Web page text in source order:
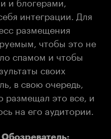
интеграции. Для
размещения
чтобы это не
спамом и чтобы
своих
в свою очередь,
размещал это все, и
на его аудитории.
Обозреватель: